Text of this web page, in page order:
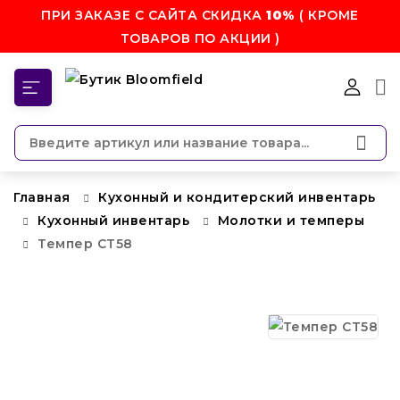
ПРИ ЗАКАЗЕ С САЙТА СКИДКА10% ( КРОМЕ
ТОВАРОВ ПО АКЦИИ )
Главная
Кухонный и кондитерский инвентарь
Кухонный инвентарь
Молотки и темперы
Темпер CT58